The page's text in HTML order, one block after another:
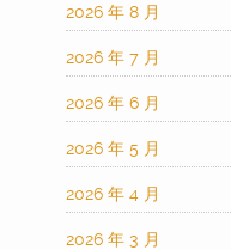
2026 年 8 月
2026 年 7 月
2026 年 6 月
2026 年 5 月
2026 年 4 月
2026 年 3 月